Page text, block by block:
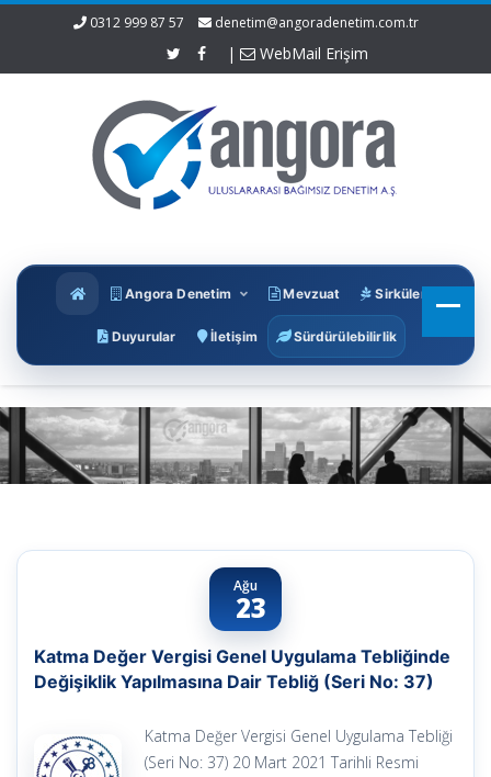
0312 999 87 57 denetim@angoradenetim.com.tr
| WebMail Erişim
Angora Denetim Mevzuat Sirküler
Duyurular İletişim Sürdürülebilirlik
Ağu
23
Katma Değer Vergisi Genel Uygulama Tebliğinde
Değişiklik Yapılmasına Dair Tebliğ (Seri No: 37)
Katma Değer Vergisi Genel Uygulama Tebliği
(Seri No: 37) 20 Mart 2021 Tarihli Resmi